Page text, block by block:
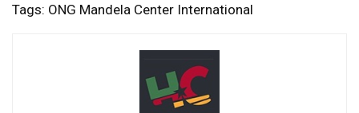
Tags: ONG Mandela Center International